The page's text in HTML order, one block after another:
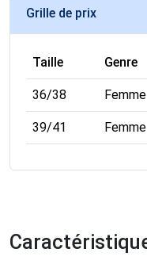
Grille de prix
Taille Genre
36/38 Femme
39/41 Femme